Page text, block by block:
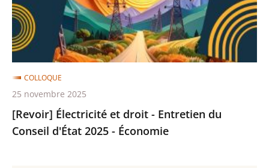
Entretien
du
Conseil
2025
-
Économie
[Revoir] Électricité et droit - Entretien du
Conseil d'État 2025 - Économie
COLLOQUE
25 novembre 2025